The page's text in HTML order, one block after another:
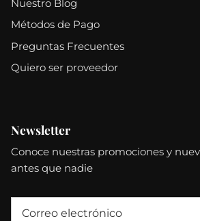
Nuestro Blog
Métodos de Pago
Preguntas Frecuentes
Quiero ser proveedor
Newsletter
Conoce nuestras promociones y
antes que nadie